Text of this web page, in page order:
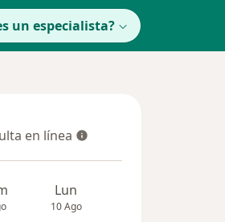
un especialista?
en línea
en línea
Lun
10 Ago